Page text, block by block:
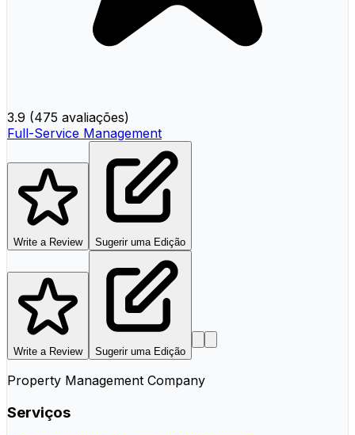
3.9 (475 avaliações)
Full-Service Management
Write a Review Sugerir uma Edição
Write a Review Sugerir uma Edição
Property Management Company
Serviços